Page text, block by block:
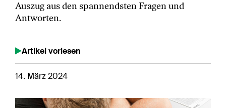
Auszug aus den spannendsten Fragen und
Antworten.
Artikel vorlesen
14. März 2024